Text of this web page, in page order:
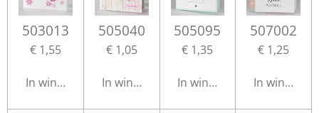
503013
€ 1,55
In winkelwagen
505040
€ 1,05
In winkelwagen
505095
€ 1,35
In winkelwagen
507002
€ 1,25
In